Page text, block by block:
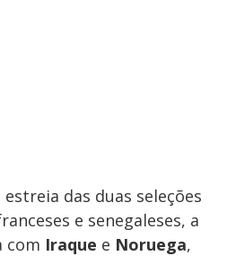
das duas seleções
e senegaleses, a
com Iraque e Noruega,